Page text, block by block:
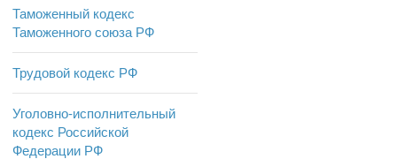
Таможенный кодекс
Таможенного союза РФ
Трудовой кодекс РФ
Уголовно-исполнительный
кодекс Российской
Федерации РФ